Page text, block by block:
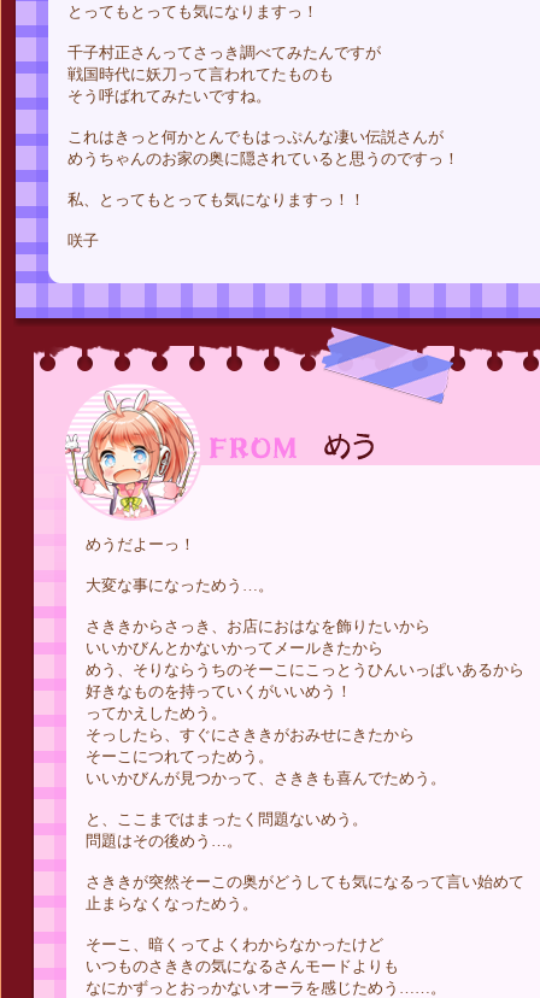
とってもとっても気になりますっ！
千子村正さんってさっき調べてみたんですが
戦国時代に妖刀って言われてたものも
そう呼ばれてみたいですね。
これはきっと何かとんでもはっぷんな凄い伝説さんが
めうちゃんのお家の奥に隠されていると思うのですっ！
私、とってもとっても気になりますっ！！
咲子
めうだよーっ！
大変な事になっためう…。
さききからさっき、お店におはなを飾りたいから
いいかびんとかないかってメールきたから
めう、そりならうちのそーこにこっとうひんいっぱいあるから
好きなものを持っていくがいいめう！
ってかえしためう。
そっしたら、すぐにさききがおみせにきたから
そーこにつれてっためう。
いいかびんが見つかって、さききも喜んでためう。
と、ここまではまったく問題ないめう。
問題はその後めう…。
さききが突然そーこの奥がどうしても気になるって言い始めて
止まらなくなっためう。
そーこ、暗くってよくわからなかったけど
いつものさききの気になるさんモードよりも
なにかずっとおっかないオーラを感じためう……。